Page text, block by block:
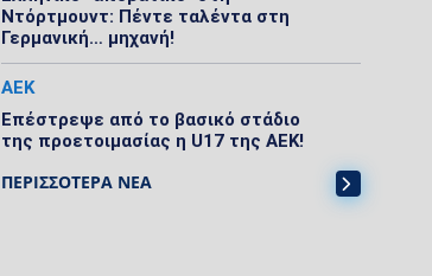
Ντόρτμουντ: Πέντε ταλέντα στη
Γερμανική… μηχανή!
ΑΕΚ
Επέστρεψε από το βασικό στάδιο
της προετοιμασίας η U17 της ΑΕΚ!
ΠΕΡΙΣΣΟΤΕΡΑ ΝΕΑ